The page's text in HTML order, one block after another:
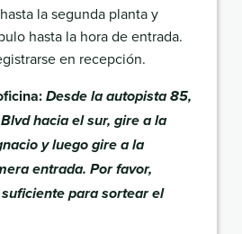
la segunda planta y
hasta la hora de entrada.
en recepción.
Desde la autopista 85,
hacia el sur, gire a la
y luego gire a la
entrada. Por favor,
para sortear el